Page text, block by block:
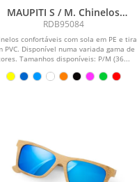
MAUPITI S / M. Chinelos
com sola em PE e
tira em PVC
RDB95084
confortáveis com sola em PE e tira
PVC. Disponível numa variada gama de
Tamanhos disponíveis: P/M (36...